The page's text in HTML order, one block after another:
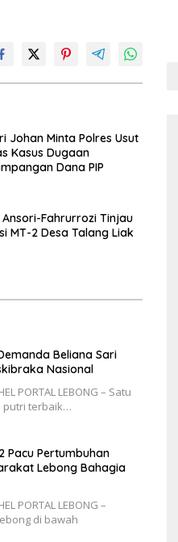
Johan Minta Polres Usut
Kasus Dugaan
Dana PIP
Ansori-Fahrurrozi Tinjau
MT-2 Desa Talang Liak
Beliana Sari
Nasional
PORTAL LEBONG – Satu
putri terbaik…
Pacu Pertumbuhan
Lebong Bahagia
PORTAL LEBONG –
di bawah